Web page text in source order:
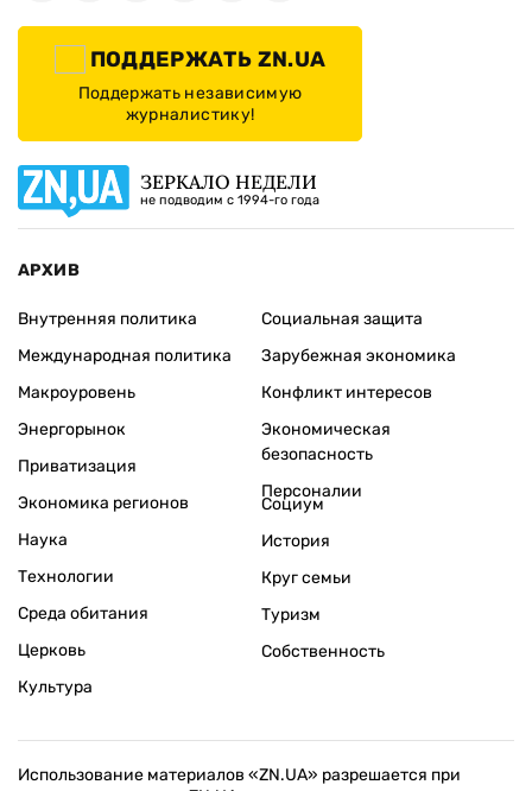
ПОДДЕРЖАТЬ ZN.UA
Поддержать независимую
журналистику!
ЗЕРКАЛО НЕДЕЛИ
не подводим с 1994-го года
АРХИВ
Внутренняя политика
Международная политика
Макроуровень
Энергорынок
Приватизация
Экономика регионов
Социальная защита
Зарубежная экономика
Конфликт интересов
Экономическая
безопасность
Персоналии
Наука
Технологии
Среда обитания
Церковь
Культура
Социум
История
Круг семьи
Туризм
Собственность
Использование материалов «ZN.UA» разрешается при